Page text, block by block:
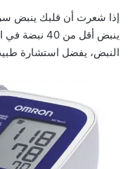
ينبض أقل من
النبض، يفضل استشارة